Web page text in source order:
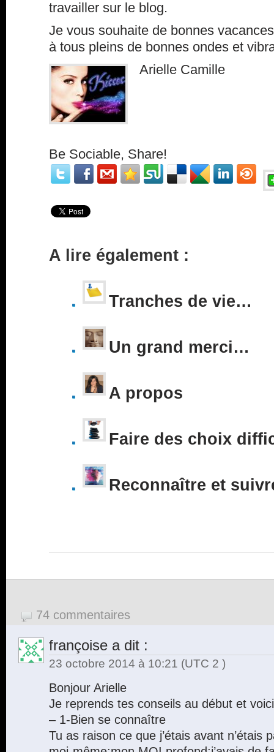
travailler sur le blog.
Je vous souhaite de bonnes
à tous pleins de bonnes ondes et
Arielle Camille
Be Sociable, Share!
A lire également :
Tranches de vie…
Un grand merci…
A propos
Faire des choix
Reconnaître et
74 commentaires
françoise a dit :
23 octobre 2014 à 10:21 (UTC 2 )
Bonjour Arielle
Je reprends tes conseils au début et
– 1-Bien se connaître
Tu as raison ce que j’étais avant n’étais